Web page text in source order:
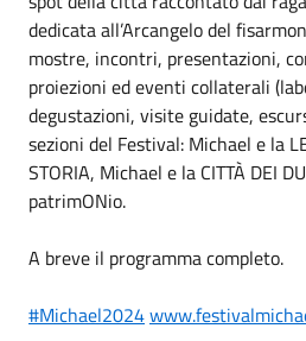
dedicata all’Arcangelo del
mostre, incontri, presentazioni,
proiezioni ed eventi collaterali
degustazioni, visite guidate,
sezioni del Festival: Michael e la
STORIA, Michael e la CITTÀ DEI
patrimONio.
A breve il programma completo.
#Michael2024